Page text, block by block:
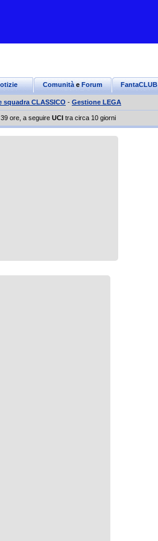
Comunitàe Forum FantaCLUB
squadra CLASSICO - Gestione LEGA
ore, a seguire UCI tra circa 10 giorni